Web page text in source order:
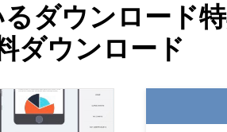
ダウンロード特
ダウンロード